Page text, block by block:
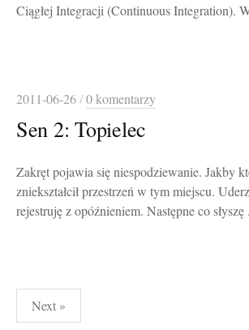
Ciągłej Integracji (Continuous Integration).
2011-06-26/0 komentarzy
Sen 2: Topielec
Zakręt pojawia się niespodziewanie. Jakby
zniekształcił przestrzeń w tym miejscu.
rejestruję z opóźnieniem. Następne co słyszę
Stronicowanie
Next »